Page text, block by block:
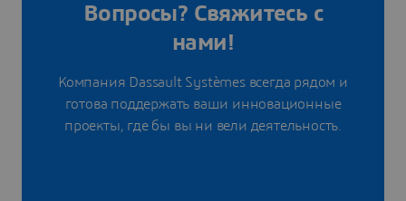
Вопросы? Свяжитесь с
нами!
Компания Dassault Systèmes всегда рядом и
готова поддержать ваши инновационные
проекты, где бы вы ни вели деятельность.